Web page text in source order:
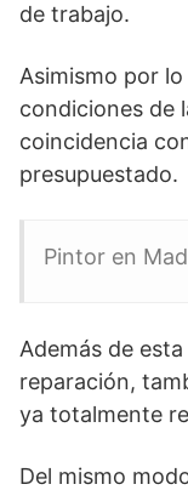
de trabajo.
Asimismo por
condiciones de
coincidencia
presupuestado.
Pintor en
Además de
reparación,
ya totalmente
Del mismo